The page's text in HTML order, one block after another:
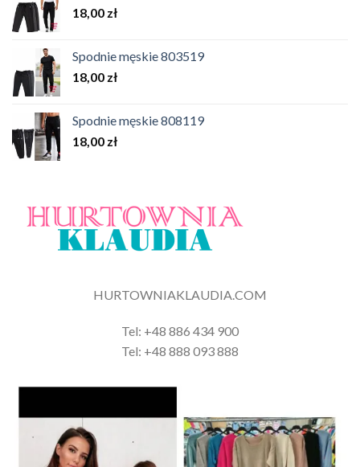
18,00 zł
Spodnie męskie 803519
18,00 zł
Spodnie męskie 808119
18,00 zł
HURTOWNIAKLAUDIA.COM
Tel: +48 886 434 900
Tel: +48 888 093 888